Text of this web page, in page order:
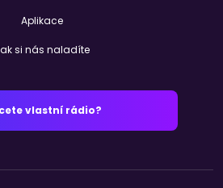
Aplikace
si nás naladíte
vlastní rádio?